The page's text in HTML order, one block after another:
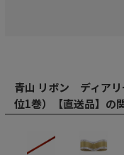
青山 リボン ディア
位1巻）【直送品】の